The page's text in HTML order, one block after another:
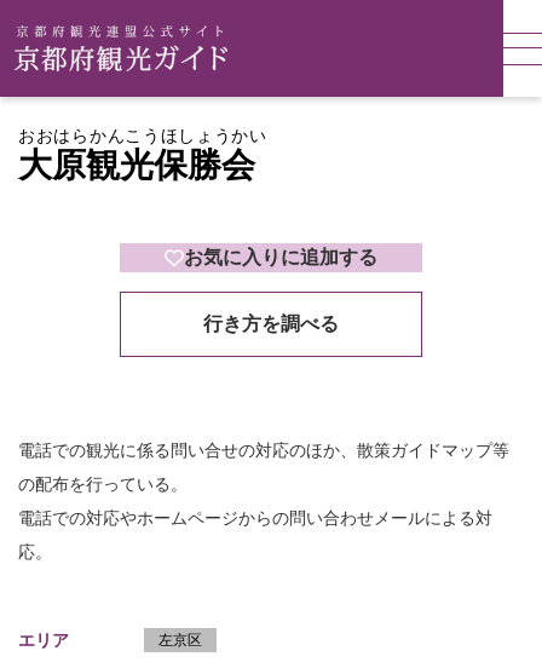
大原観光保勝会
おおはらかんこうほしょうかい
お気に入りに追加する
行き方を調べる
電話での観光に係る問い合せの対応のほか、散策ガイドマップ等
の配布を行っている。
電話での対応やホームページからの問い合わせメールによる対
応。
エリア 左京区